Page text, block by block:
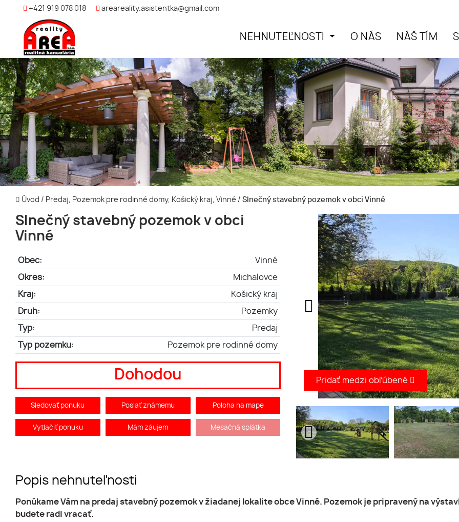
+421 919 078 018 areareality.asistentka@gmail.com
NEHNUTEĽNOSTI O NÁS NÁŠ TÍM
Úvod / Predaj, Pozemok pre rodinné domy, Košický kraj, Vinné / Slnečný stavebný pozemok v obci Vinné
Slnečný stavebný pozemok v obci
Vinné
Obec: Vinné
Okres: Michalovce
Kraj: Košický kraj
Druh: Pozemky
Typ: Predaj
Typ pozemku: Pozemok pre rodinné domy
Dohodou
Sledovať ponuku Poslať známemu Poloha na mape
Vytlačiť ponuku Mám záujem Mesačná splátka
Pridať medzi obľúbené
Popis nehnuteľnosti
Ponúkame Vám na predaj stavebný pozemok v žiadanej lokalite obce Vinné. Pozemok je pripravený na
budete radi vracať.